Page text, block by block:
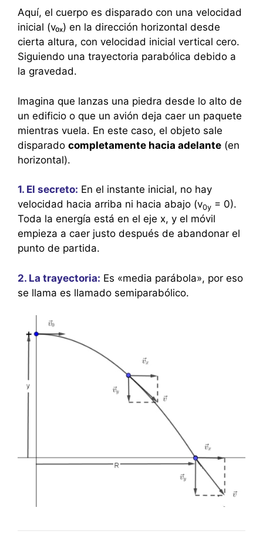
Aquí, el cuerpo es disparado con una velocidad
inicial (v₀ₓ) en la dirección horizontal desde
cierta altura, con velocidad inicial vertical cero.
Siguiendo una trayectoria parabólica debido a
la gravedad.
Imagina que lanzas una piedra desde lo alto de
un edificio o que un avión deja caer un paquete
mientras vuela. En este caso, el objeto sale
disparado completamente hacia adelante (en
horizontal).
1. El secreto: En el instante inicial, no hay
velocidad hacia arriba ni hacia abajo (v0y ​ = 0).
Toda la energía está en el eje x, y el móvil
empieza a caer justo después de abandonar el
punto de partida.
2. La trayectoria: Es «media parábola», por eso
se llama es llamado semiparabólico.